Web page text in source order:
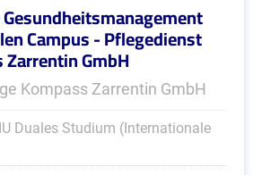
Campus - Pflegedienst
GmbH
Kompass Zarrentin GmbH
Duales Studium (Internationale